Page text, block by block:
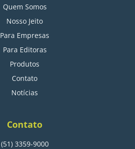
Quem Somos
Nosso Jeito
Para Empresas
Para Editoras
Produtos
Contato
Notícias
Contato
(51) 3359-9000